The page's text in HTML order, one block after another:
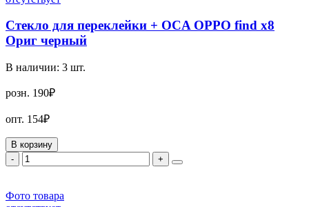
Стекло для переклейки + OCA OPPO find x8
Ориг черный
В наличии: 3 шт.
розн. 190₽
опт. 154₽
В корзину
-
+
Фото товара